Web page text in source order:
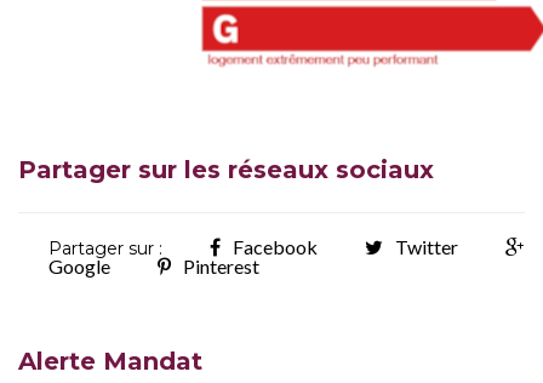
Partager sur les réseaux sociaux
Partager sur : Facebook
Twitter
Google
Pinterest
Alerte Mandat